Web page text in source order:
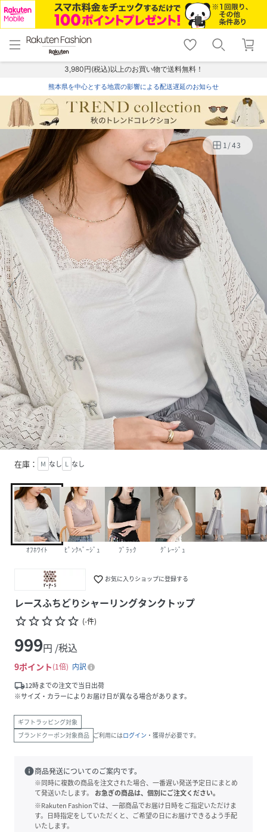
menu home
トップ
shopping_cart lock_outline
ログイン
3,980円(税込)以上のお買い物で送料無料！
熊本県を中心とする地震の影響による配送遅延のお知らせ
1/43
在庫： M なし L なし
ｵﾌﾎﾜｲﾄ ﾋﾟﾝｸﾍﾞｰｼﾞｭ ﾌﾞﾗｯｸ ｸﾞﾚｰｼﾞｭ
favorite_border お気に入りショップに登録する
レースふちどりシャーリングタンクトップ
star_borderstar_borderstar_borderstar_borderstar_border (-件)
999円 /税込
9ポイント 1倍
内訳
local_shipping12時までの注文で当日出荷
※サイズ・カラーによりお届け日が異なる場合があります。
ギフトラッピング対象
ブランドクーポン対象商品 ご利用にはログイン ・獲得が必要です。
info商品発送についてのご案内です。
※同時に複数の商品を注文された場合、一番遅い発送予定日にまとめ
て発送いたします。
お急ぎの商品は、個別にご注文ください。
※Rakuten Fashionでは、一部商品でお届け日時をご指定いただけま
す。日時指定をしていただくと、ご希望の日にお届けできるよう手配
いたします。